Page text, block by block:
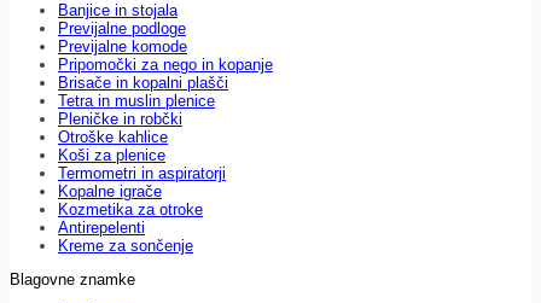
Banjice in stojala
Previjalne podloge
Previjalne komode
Pripomočki za nego in kopanje
Brisače in kopalni plašči
Tetra in muslin plenice
Pleničke in robčki
Otroške kahlice
Koši za plenice
Termometri in aspiratorji
Kopalne igrače
Kozmetika za otroke
Antirepelenti
Kreme za sončenje
Blagovne znamke